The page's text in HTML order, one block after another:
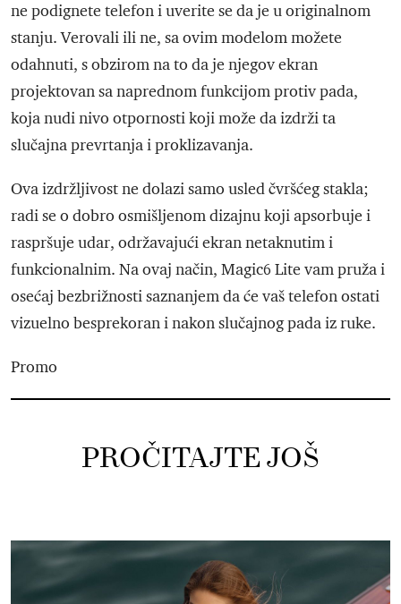
ne podignete telefon i uverite se da je u originalnom
stanju. Verovali ili ne, sa ovim modelom možete
odahnuti, s obzirom na to da je njegov ekran
projektovan sa naprednom funkcijom protiv pada,
koja nudi nivo otpornosti koji može da izdrži ta
slučajna prevrtanja i proklizavanja.
Ova izdržljivost ne dolazi samo usled čvršćeg stakla;
radi se o dobro osmišljenom dizajnu koji apsorbuje i
raspršuje udar, održavajući ekran netaknutim i
funkcionalnim. Na ovaj način, Magic6 Lite vam pruža i
osećaj bezbrižnosti saznanjem da će vaš telefon ostati
vizuelno besprekoran i nakon slučajnog pada iz ruke.
Promo
PROČITAJTE JOŠ